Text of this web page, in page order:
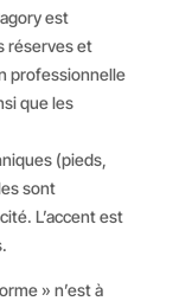
est
réserves et
professionnelle
que les
(pieds,
sont
L’accent est
» n’est à